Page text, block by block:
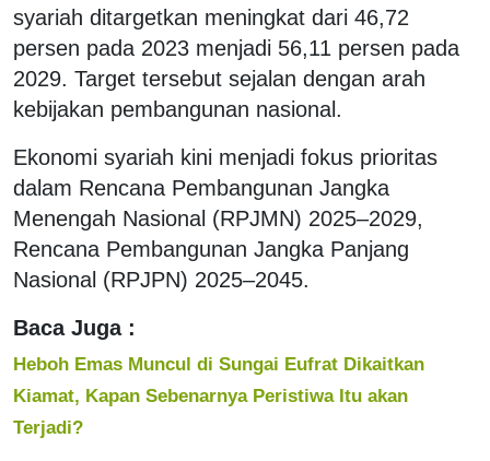
syariah ditargetkan meningkat dari 46,72
persen pada 2023 menjadi 56,11 persen pada
2029. Target tersebut sejalan dengan arah
kebijakan pembangunan nasional.
Ekonomi syariah kini menjadi fokus prioritas
dalam Rencana Pembangunan Jangka
Menengah Nasional (RPJMN) 2025–2029,
Rencana Pembangunan Jangka Panjang
Nasional (RPJPN) 2025–2045.
Baca Juga :
Heboh Emas Muncul di Sungai Eufrat Dikaitkan
Kiamat, Kapan Sebenarnya Peristiwa Itu akan
Terjadi?